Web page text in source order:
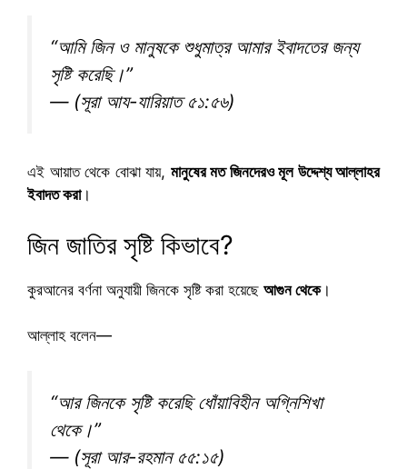
“আমি জিন ও মানুষকে শুধুমাত্র আমার ইবাদতের জন্য
সৃষ্টি করেছি।”
— (সূরা আয-যারিয়াত ৫১:৫৬)
এই আয়াত থেকে বোঝা যায়, মানুষের মত জিনদেরও মূল উদ্দেশ্য আল্লাহর
ইবাদত করা।
জিন জাতির সৃষ্টি কিভাবে?
কুরআনের বর্ণনা অনুযায়ী জিনকে সৃষ্টি করা হয়েছে আগুন থেকে।
আল্লাহ বলেন—
“আর জিনকে সৃষ্টি করেছি ধোঁয়াবিহীন অগ্নিশিখা
থেকে।”
— (সূরা আর-রহমান ৫৫:১৫)